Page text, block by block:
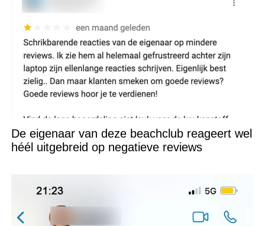
De eigenaar van deze beachclub reageert wel
héél uitgebreid op negatieve reviews